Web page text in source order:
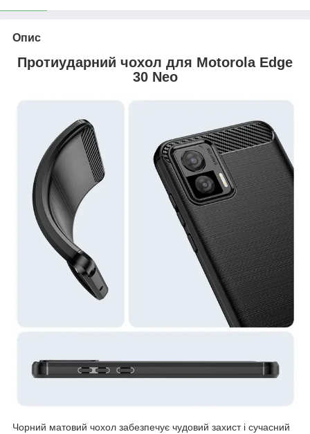
Опис
Протиударний чохол для Motorola Edge
30 Neo
Чорний матовий чохол забезпечує чудовий захист і сучасний